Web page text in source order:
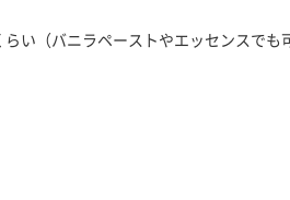
い（バニラペーストやエッセンスでも